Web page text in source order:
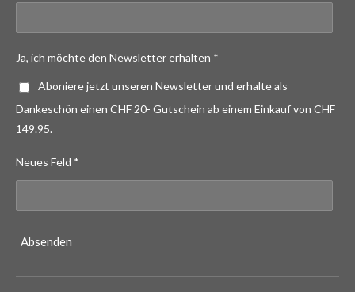
Ja, ich möchte den Newsletter erhalten *
Aboniere jetzt unseren Newsletter und erhalte als
Dankeschön einen CHF 20- Gutschein ab einem Einkauf von CHF
149.95.
Neues Feld *
Absenden